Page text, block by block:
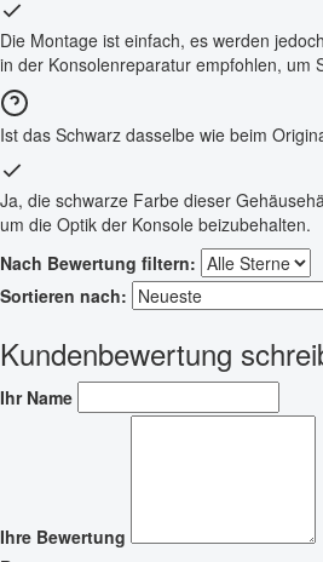
Die Montage ist einfach, es werden
in der Konsolenreparatur empfohlen, um
Ist das Schwarz dasselbe wie beim
Ja, die schwarze Farbe dieser
um die Optik der Konsole beizubehalten.
Nach Bewertung filtern:
Sortieren nach:
Kundenbewertung
Ihr Name
Ihre Bewertung